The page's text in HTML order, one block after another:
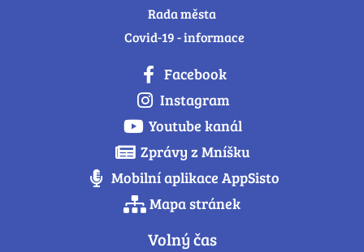
Rada města
Covid-19 - informace
Facebook
Instagram
Youtube kanál
Zprávy z Mníšku
Mobilní aplikace AppSisto
Mapa stránek
Volný čas